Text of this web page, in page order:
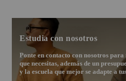
Estudia con nosotros
Ponte en contacto con nosotros
que necesitas, además de un
y la escuela que mejor se adapte a